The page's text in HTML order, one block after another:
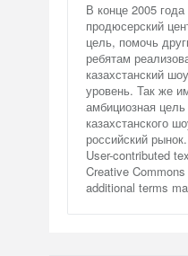
В конце 2005
продюсерский
цель, помочь
ребятам
казахстанский
уровень. Так же
амбициозная
казахстанского
российский
User-contributed
Creative
additional terms